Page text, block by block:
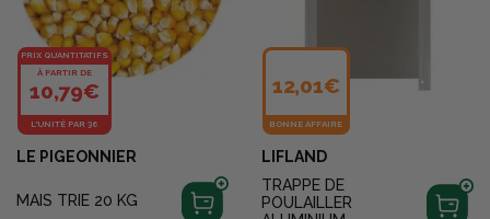
PRIX QUANTITATIFS
À PARTIR DE
10,79€
L'UNITÉ PAR 36
LE PIGEONNIER
MAIS TRIE 20 KG
12,01€
BONNE AFFAIRE
LIFLAND
TRAPPE DE
POULAILLER